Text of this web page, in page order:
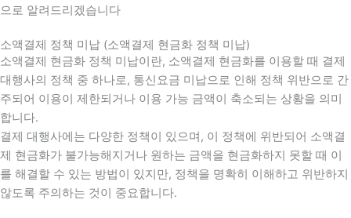
으로 알려드리겠습니다
소액결제 정책 미납 (소액결제 현금화 정책 미납)
소액결제 현금화 정책 미납이란, 소액결제 현금화를 이용할 때 결제
대행사의 정책 중 하나로, 통신요금 미납으로 인해 정책 위반으로 간
주되어 이용이 제한되거나 이용 가능 금액이 축소되는 상황을 의미
합니다.
결제 대행사에는 다양한 정책이 있으며, 이 정책에 위반되어 소액결
제 현금화가 불가능해지거나 원하는 금액을 현금화하지 못할 때 이
를 해결할 수 있는 방법이 있지만, 정책을 명확히 이해하고 위반하지
않도록 주의하는 것이 중요합니다.